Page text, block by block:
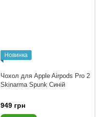
Новинка
Чохол для Apple Airpods Pro 2
Skinarma Spunk Синій
949 грн